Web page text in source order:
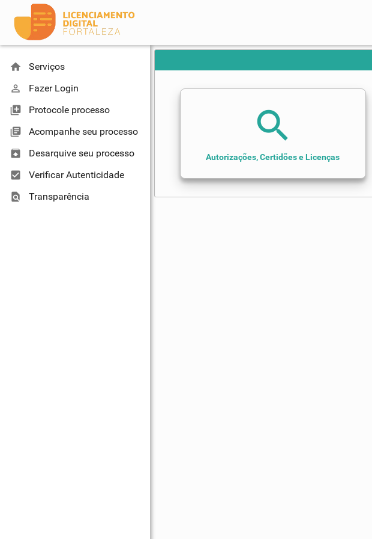
home Serviços
perm_identity Fazer Login
library_add Protocole processo
library_books Acompanhe seu processo
unarchive Desarquive seu processo
check_box Verificar Autenticidade
find_in_page Transparência
search
Autorizações, Certidões e Licenças